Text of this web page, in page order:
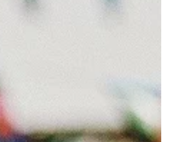
mieszkania i zaprosili Cię na
parapetówkę? W dobrym zwyczaju jest